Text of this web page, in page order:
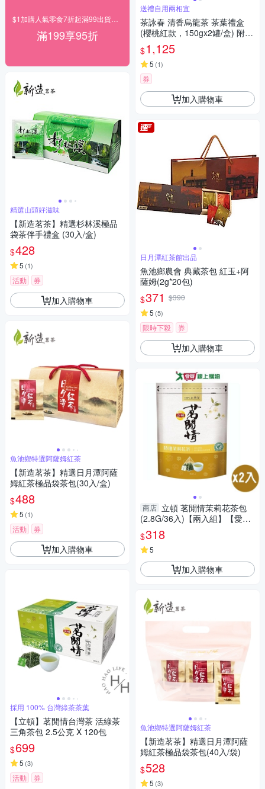
滿199享95折
精選山頭好滋味
【新造茗茶】精選杉林溪極品
袋茶伴手禮盒 (30入/盒)
$428
5 (1)
活動 券
加入購物車
魚池鄉特選阿薩姆紅茶
【新造茗茶】精選日月潭阿薩
姆紅茶極品袋茶包(30入/盒)
$488
5 (1)
活動 券
加入購物車
採用 100% 台灣綠茶茶葉
【立頓】茗閒情台灣茶 活綠茶
三角茶包 2.5公克 X 120包
$699
5 (3)
活動 券
送禮自用兩相宜
茶詠春 清香烏龍茶 茶葉禮盒
(櫻桃紅款，150gx2罐/盒) 附提
袋
$1,125
5 (1)
券
加入購物車
日月潭紅茶館出品
魚池鄉農會 典藏茶包 紅玉+阿
薩姆(2g*20包)
$371 $390
5 (5)
限時下殺 券
加入購物車
商店 立頓 茗閒情茉莉花茶包
(2.8G/36入)【兩入組】【愛
買】
$318
5
加入購物車
魚池鄉特選阿薩姆紅茶
【新造茗茶】精選日月潭阿薩
姆紅茶極品袋茶包(40入/袋)
$528
5 (3)